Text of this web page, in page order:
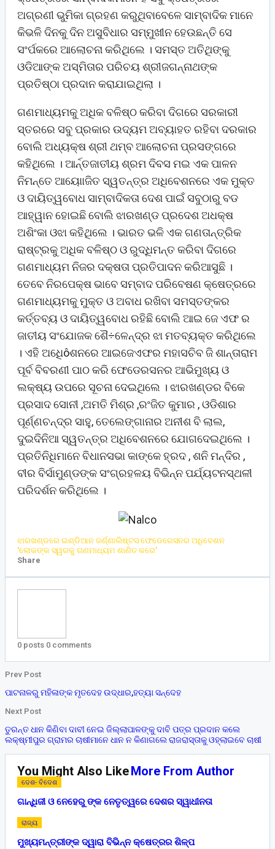
ଅଗ୍ରଣୀ ଭୁମିକା ଗ୍ରହଣ କରୁଥିବାବେଳେ ସାମ୍ବାଦିକ ମାନେ
କିଭଳି ଦିନକୁ ଦିନ ଅସୁବିଧାର ସମ୍ମୁଖୀନ ହେଉଛନ୍ତି ସେ
ସଂର୍ପକରେ ଆଲୋଚନା କରିଥିଲେ । ସମସ୍ତ ଅତିଥିଙ୍କୁ
ଓଡିଆଙ୍କ ଅସ୍ମିତାର ପରିଚୟ ଶ୍ରୀଜଗନ୍ନାଥଙ୍କ
ପ୍ରତିଷ୍ଠା ପ୍ରଦାନ କରାଯାଇଥିଲା ।
ଗଣମାଧ୍ୟମକୁ ଅଧିକ ବଳିଷ୍ଠ କରିବା ଦିଗରେ ସରକାରୀ
ସ୍ତରରେ ସବୁ ପ୍ରକାର ଉଦ୍ୟମ ଅବ୍ୟାହତ ରହିବା ଦରକାର
ବୋଲି ଅଧ୍ୟକ୍ଷ ଶ୍ରୀ ଥମ୍ବ ଆଲୋଚନା ପ୍ରସଙ୍ଗରେ
କହିଥିଲେ । ଆର୍ନ୍ତଜାତୀୟ ଶ୍ରମ ଦିବସ ମଇ ଏକ ପାଳନ
ନିମନ୍ତେ ଆୟୋାଜିତ ସ୍ୱତନ୍ତ୍ର ଅଧିବେଶନରେ ଏକ ମୁକ୍ତ
ଓ ଦାୟିତ୍ୱବୋଧ ସାମ୍ବାଦିକତା ଦେଶ ପାଇଁ ସବୁଠାରୁ ବଡ
ଆହ୍ୱାନ ହୋଇଛି ବୋଲି ଝାରଖଣ୍ଡ ପ୍ରଦେଶ ଅଧକ୍ଷ
ଅଶିଂକା ଓଝା କହିଥିଲେ । ଭାରତ ଭଳି ଏକ ଗଣତାନ୍ତ୍ରିକ
ରାଷ୍ଟ୍ରକୁ ଅଧିକ ବଳିଷ୍ଠ ଓ ରୁଦ୍ଧିମନ୍ତ କରିବା ଦିଗରେ
ଗଣମାଧ୍ୟମ ନିଜର ଦକ୍ଷତା ପ୍ରତିପାଦନ କରିଆସୁଛି ।
ତେବେ ନିରପେକ୍ଷ ଭାବେ ସମ୍ବାଦ ପରିବେଷଣ କ୍ଷେତ୍ରରେ
ଗଣମାଧ୍ୟମକୁ ମୁକ୍ତ ଓ ଅବାଧ ରଖିବା ସମସ୍ତଙ୍କର
କର୍ତ୍ତବ୍ୟ ଓ ଦାୟିତ୍ୱବୋଧ ରହିଛି ବୋଲି ଆଇ ଜେ ଏଫ ର
ଜାତୀୟ ସଂଯୋଜକ ଶୈ÷ଳେନ୍ଦ୍ର ଝା ମତବ୍ୟକ୍ତ କରିଥିଲେ
। ଏହି ଅଧିେôଶନରେ ଆଇଜେଏଫର ମହାସଚିବ ଜି ଶାନ୍ତାରାମ
ପୂର୍ବ ବିବରଣୀ ପାଠ କରି ଫେଡେରସନର ଆଭିମୁଖ୍ୟ ଓ
ଲକ୍ଷ୍ୟ ଉପରେ ସୂଚନା ଦେଇଥିଲେ । ଝାରଖଣ୍ଡର ବିକେ
ପ୍ରସାଦ ସୋନୀ ,ଅମତି ମିଶ୍ର ,ରଂଜିତ କୁମାର , ଓଡିଶାର
ପୂର୍ଣ୍ଣଚନ୍ଦ୍ର ସାହୁ, ତେଲେଙ୍ଗାନାର ଅନୀଶ ବି ଲାଲ,
ଦୁଇଦିନିଆ ସ୍ୱତନ୍ତ୍ର ଅଧିବେଶନରେ ଯୋଗଦେଇଥିଲେ ।
ପ୍ରତିନିଧିମାନେ ବିଧାନସଭା କାଙ୍କେ ହ୍ରଦ , ଶନି ମନ୍ଦିର ,
ବୀର ବିର୍ସାମୁଣ୍ଡଙ୍କ ସଂଗ୍ରହଳୟ ବିଭିନ୍ନ ପର୍ଯ୍ୟଟନସ୍ଥଳୀ
ପରିଦର୍ଶନ କରିଥିଲେ ।
ଝାରଖଣ୍ଡରେ ଇଣ୍ଡିଆନ ଜର୍ଣ୍ଣାଲିଷ୍ଟସ ଫେଡେରେସନର ଅଧିବେଶନ
‘ଲୋକଙ୍କ ସ୍ୱରକୁ ଗଣମାଧ୍ୟମ ଶାଣିତ କରେ’
Share
0 posts 0 comments
Prev Post
ପାଟନାଳରୁ ମହିଳାଙ୍କ ମୃତଦେହ ଉଦ୍ଧାର,ହତ୍ୟା ସନ୍ଦେହ
Next Post
ତୁରନ୍ତ ଧାନ କିଣିବା ଦାବୀ ନେଇ ଜିଲ୍ଲାପାଳଙ୍କୁ ଦାବି ପତ୍ର ପ୍ରଦାନ କଲେ
ଲକ୍ଷ୍ମୀପୁର ଗ୍ରାମର ଚାଷୀମାନେ ଧାନ ନ କିଣାଗଲେ ରାଜରାସ୍ତାକୁ ଓହ୍ଲାଇବେ ଚାଷୀ
You Might Also Like More From Author
ଦେଶ- ବିଦେଶ
ଗାନ୍ଧିଜୀ ଓ ନେହେରୁ ଙ୍କ ନେତୃତ୍ୱରେ ଦେଶର ସ୍ୱାଧୀନତା
ରାଜ୍ୟ
ମୁଖ୍ୟମନ୍ତ୍ରୀଙ୍କ ଦ୍ୱାରା ବିଭିନ୍ନ କ୍ଷେତ୍ରର ଶିଳ୍ପ